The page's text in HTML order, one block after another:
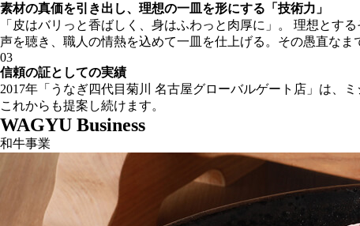
素材の真価を引き出し、理想の一皿を形にする「技術力」
「皮はバリっと香ばしく、身はふわっと肉厚に」。 理想とす
声を聴き、職人の情熱を込めて一皿を仕上げる。その愚直なま
03
信頼の証としての実績
2017年「うなぎ四代目菊川 名古屋グローバルゲート店」は、
これからも提案し続けます。
WAGYU Business
和牛事業